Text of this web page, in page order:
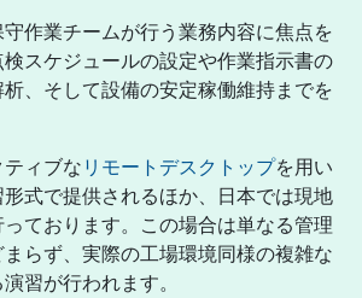
作業チームが行う業務内容に焦点を
スケジュールの設定や作業指示書の
、そして設備の安定稼働維持までを
ィブなリモートデスクトップを用い
式で提供されるほか、日本では現地
ております。この場合は単なる管理
らず、実際の工場環境同様の複雑な
習が行われます。